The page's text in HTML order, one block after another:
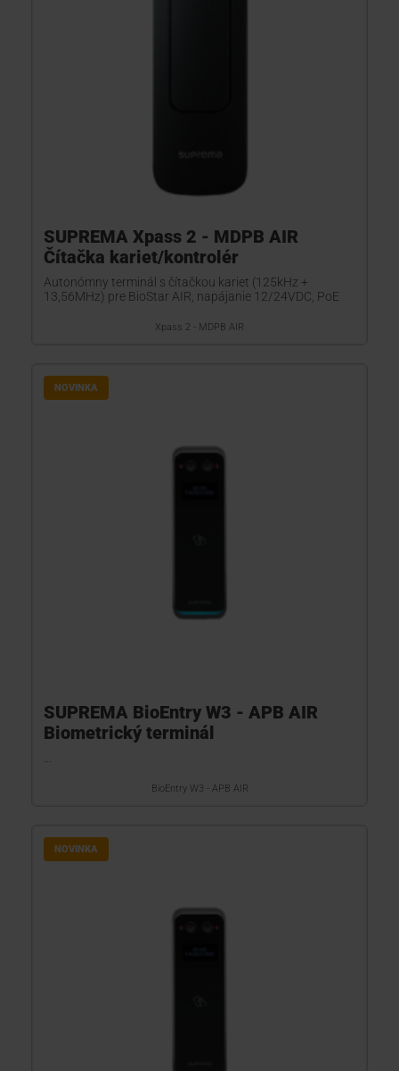
SUPREMA Xpass 2 - MDPB AIR
Čítačka kariet/kontrolér
Autonómny terminál s čítačkou kariet (125kHz +
13,56MHz) pre BioStar AIR, napájanie 12/24VDC, PoE
Xpass 2 - MDPB AIR
NOVINKA
SUPREMA BioEntry W3 - APB AIR
Biometrický terminál
BioEntry W3 - APB AIR
NOVINKA